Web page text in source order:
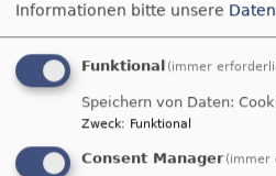
Prädikant Stefan Erlbacher
Roth-Rothaurach
Informationen bitte unsere
Funktional (immer
Speichern von Daten:
Zweck: Funktional
Consent Manager (immer